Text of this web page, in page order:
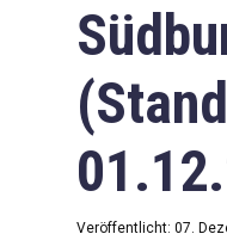
Veröffentlicht: 07.